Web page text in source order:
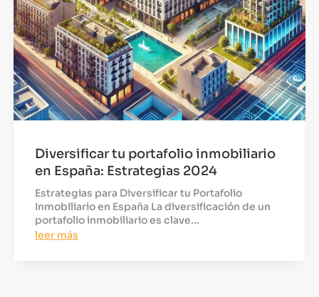
Diversificar tu portafolio inmobiliario
en España: Estrategias 2024
Estrategias para Diversificar tu Portafolio
Inmobiliario en España La diversificación de un
portafolio inmobiliario es clave...
leer más